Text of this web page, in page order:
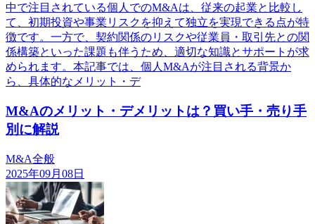
中で注目されている個人でのM&Aは、従来の起業と比較し
て、初期投資や事業リスクを抑えて独立を実現できる点が特
徴です。一方で、契約関係のリスクや従業員・取引先との関
係構築といった課題も伴うため、適切な知識とサポートが求
められます。本記事では、個人M&Aが注目される背景か
ら、具体的なメリット・デ
M&Aのメリット・デメリットは？買い手・売り手
別に解説
M&A全般
2025年09月08日